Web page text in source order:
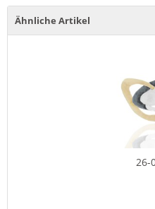
Ähnliche Artikel
26-